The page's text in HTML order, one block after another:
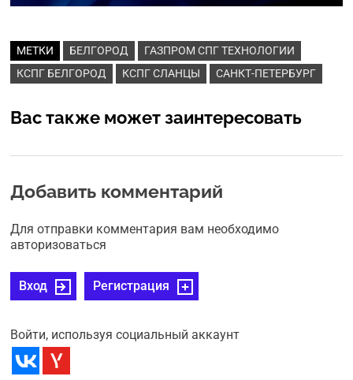
МЕТКИ БЕЛГОРОД
ГАЗПРОМ СПГ ТЕХНОЛОГИИ
КСПГ БЕЛГОРОД
КСПГ СЛАНЦЫ САНКТ-ПЕТЕРБУРГ
Вас также может заинтересовать
Добавить комментарий
Для отправки комментария вам необходимо
авторизоваться
Вход Регистрация
Войти, используя социальный аккаунт